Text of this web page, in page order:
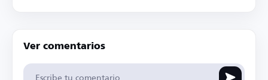
Ver comentarios